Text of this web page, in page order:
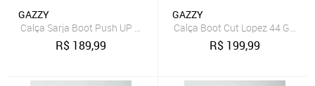
GAZZY
Calça Sarja Boot Push UP Off White 38 Gazzy
R$ 189,99
GAZZY
Calça Boot Cut Lopez 44 Gazzy
R$ 199,99